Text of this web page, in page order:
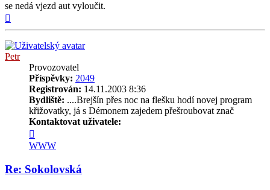
se nedá vjezd aut vyloučit.
Petr
Provozovatel
Příspěvky: 2049
Registrován: 14.11.2003 8:36
Bydliště: ....Brejšín přes noc na flešku hodí novej program
křižovatky, já s Démonem zajedem přešroubovat znač
Kontaktovat uživatele:
uživatele
Petr
WWW
Re: Sokolovská